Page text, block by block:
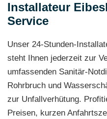
Installateur
Service
Unser 24-Stunden-
steht Ihnen jederzeit zur
umfassenden Sanitär-
Rohrbruch und
zur Unfallverhütung.
Preisen, kurzen